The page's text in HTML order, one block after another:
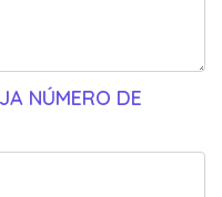
NÚMERO DE